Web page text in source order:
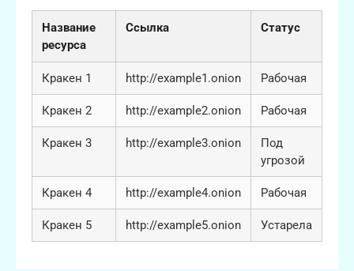
Название
ресурса
Ссылка Статус
Кракен 1 http://example1.onion Рабочая
Кракен 2 http://example2.onion Рабочая
Кракен 3 http://example3.onion
Под
угрозой
Кракен 4 http://example4.onion Рабочая
Кракен 5 http://example5.onion Устарела